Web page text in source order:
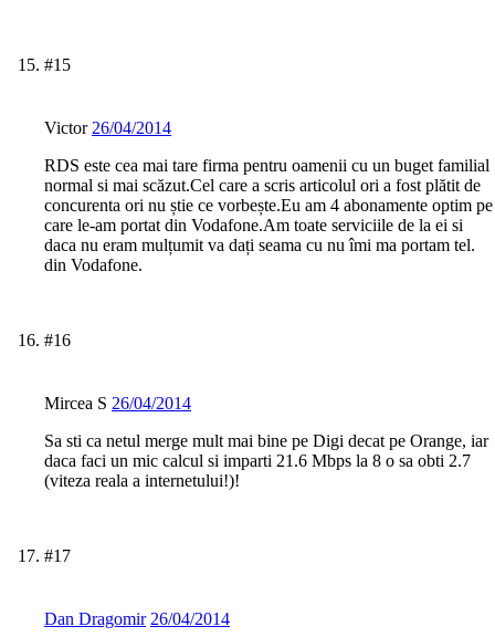
#15
Victor 26/04/2014
RDS este cea mai tare firma pentru oamenii cu un buget familial
normal si mai scăzut.Cel care a scris articolul ori a fost plătit de
concurenta ori nu știe ce vorbește.Eu am 4 abonamente optim pe
care le-am portat din Vodafone.Am toate serviciile de la ei si
daca nu eram mulțumit va dați seama cu nu îmi ma portam tel.
din Vodafone.
#16
Mircea S 26/04/2014
Sa sti ca netul merge mult mai bine pe Digi decat pe Orange, iar
daca faci un mic calcul si imparti 21.6 Mbps la 8 o sa obti 2.7
(viteza reala a internetului!)!
#17
Dan Dragomir 26/04/2014